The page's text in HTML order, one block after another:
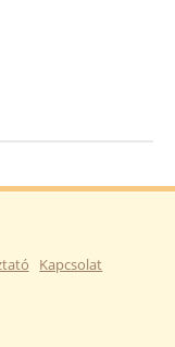
Kapcsolat